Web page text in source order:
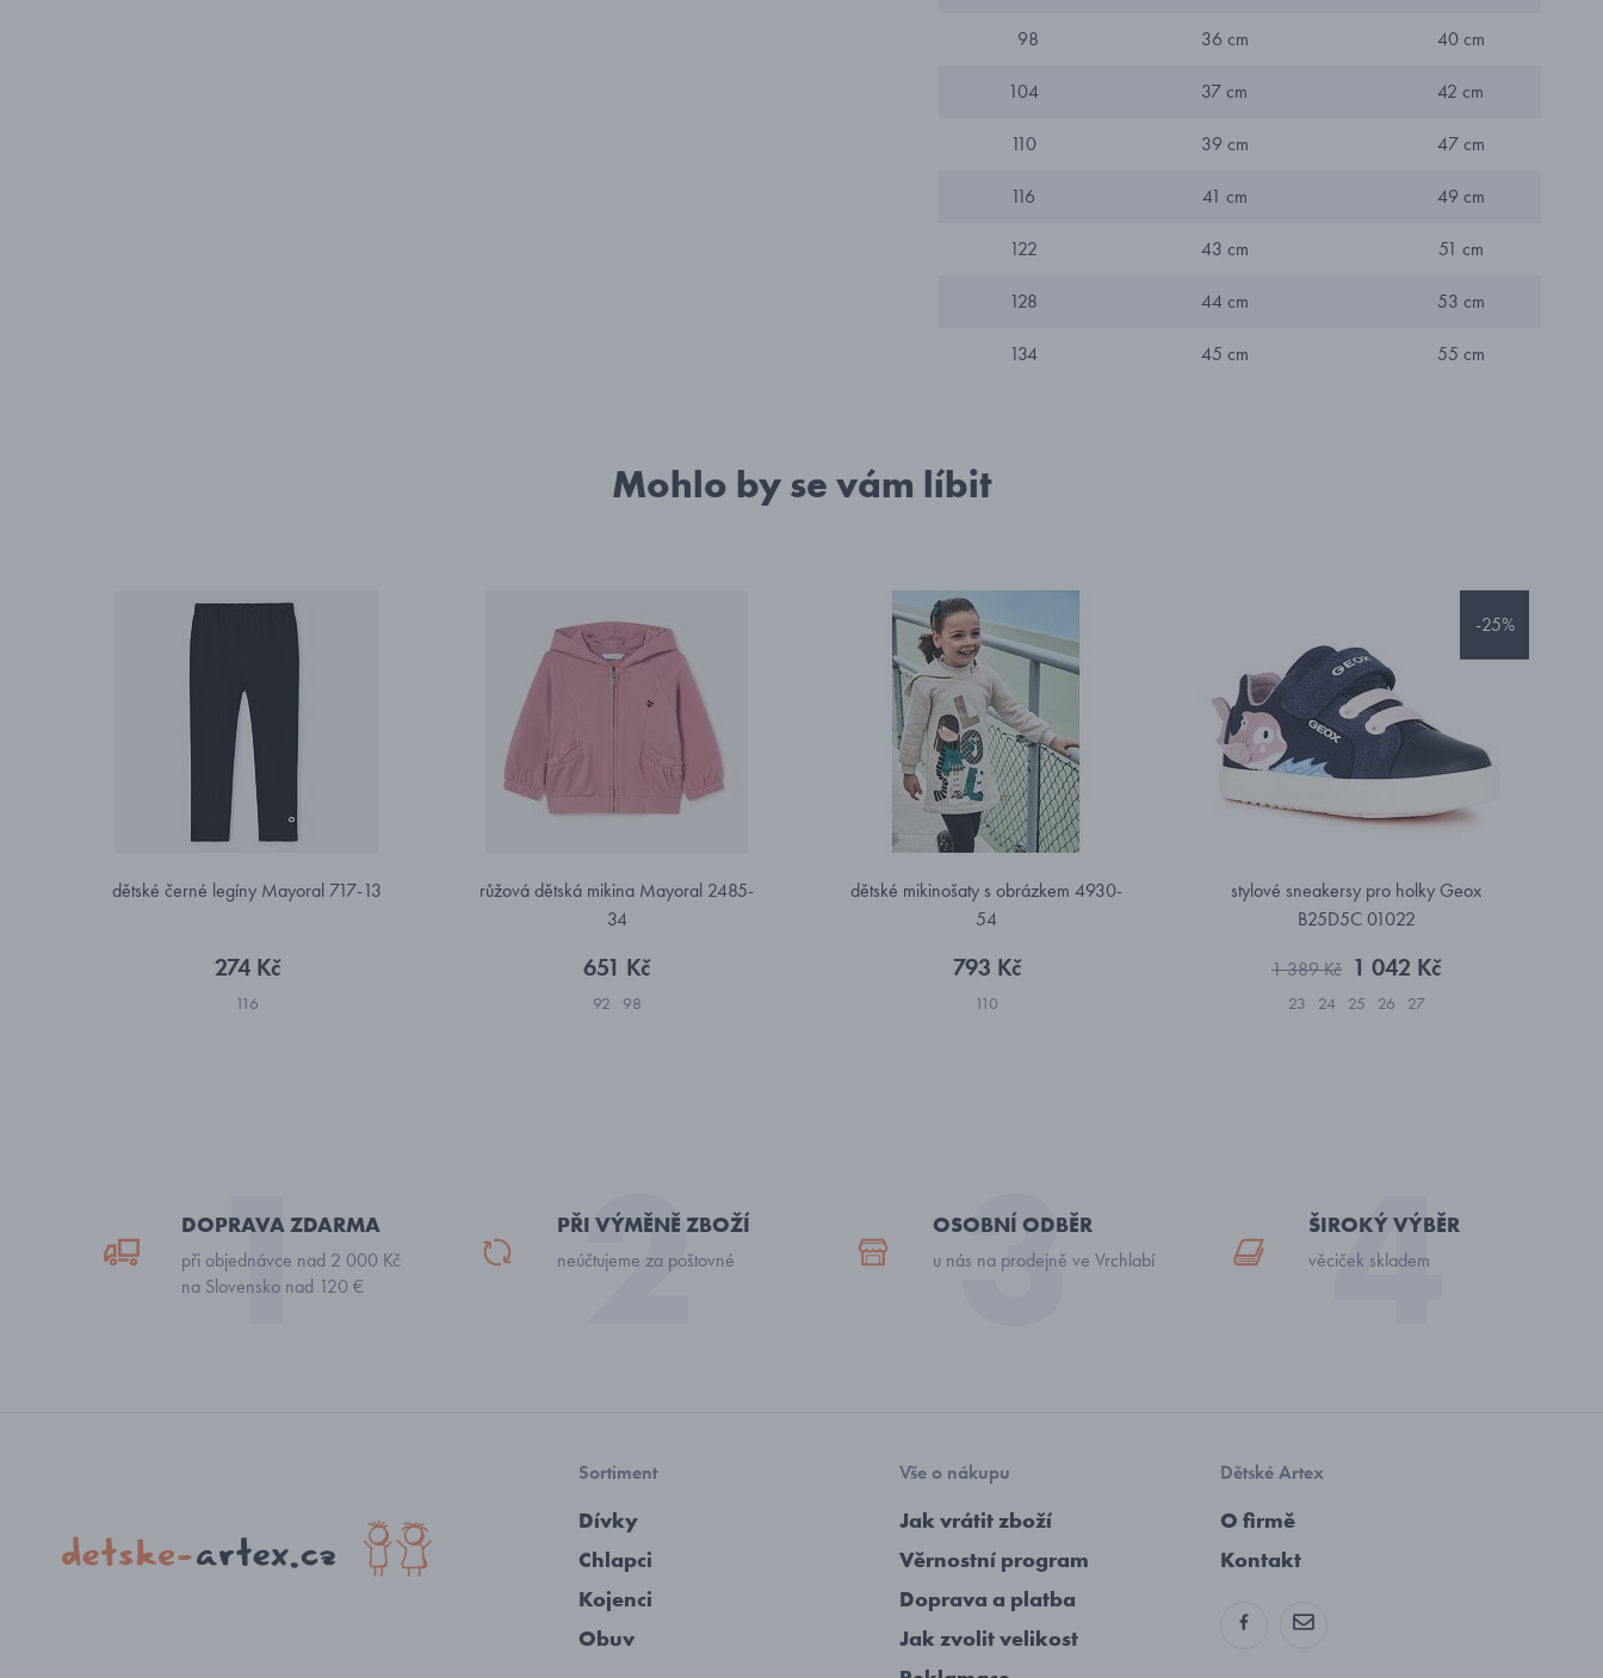
98 36 cm 40 cm
104 37 cm 42 cm
110 39 cm 47 cm
116 41 cm 49 cm
122 43 cm 51 cm
128 44 cm 53 cm
134 45 cm 55 cm
Mohlo by se vám líbit
dětské černé legíny Mayoral 717-13
274 Kč
116
růžová dětská mikina Mayoral 2485-
34
651 Kč
92 98
dětské mikinošaty s obrázkem 4930-
54
793 Kč
110
-25%
stylové sneakersy pro holky Geox
B25D5C 01022
1 389 Kč 1 042 Kč
23 24 25 26 27
DOPRAVA ZDARMA
při objednávce nad 2 000 Kč
na Slovensko nad 120 €
PŘI VÝMĚNĚ ZBOŽÍ
neúčtujeme za poštovné
OSOBNÍ ODBĚR
u nás na prodejně ve Vrchlabí
ŠIROKÝ VÝBĚR
věciček skladem
Sortiment
Dívky
Chlapci
Kojenci
Obuv
Vše o nákupu
Jak vrátit zboží
Věrnostní program
Doprava a platba
Jak zvolit velikost
Dětské Artex
O firmě
Kontakt